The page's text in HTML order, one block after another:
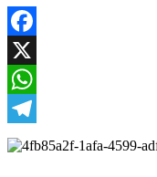
Facebook
X
WhatsApp
Telegram